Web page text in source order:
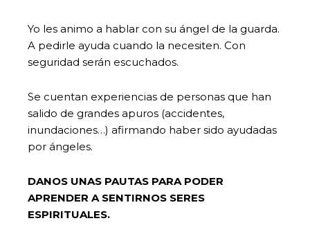
Yo les animo a hablar con su ángel de la guarda.
A pedirle ayuda cuando la necesiten. Con
seguridad serán escuchados.
Se cuentan experiencias de personas que han
salido de grandes apuros (accidentes,
inundaciones…) afirmando haber sido ayudadas
por ángeles.
DANOS UNAS PAUTAS PARA PODER
APRENDER A SENTIRNOS SERES
ESPIRITUALES.